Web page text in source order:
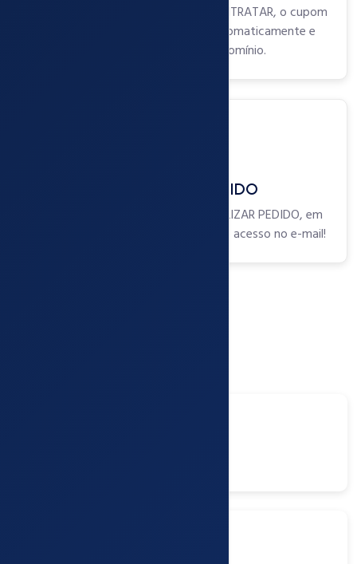
Após escolher o plano clique em CONTRATAR, o cupom
de 30 Dias Grátis é adicionado automaticamente e
você já pode usar o seu domínio.
CADASTRO E PEDIDO
Faça seu cadastro e clique em FINALIZAR PEDIDO, em
instantes você receberá os dados de acesso no e-mail!